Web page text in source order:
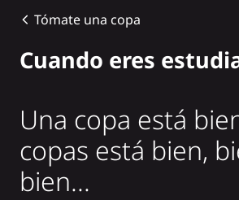
Tómate una copa
Cuando eres
Una copa está
copas está bien,
bien...